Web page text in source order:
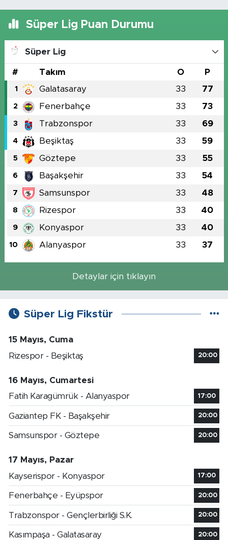
Süper Lig Puan Durumu
Süper Lig
# Takım O P
1 Galatasaray 33 77
2 Fenerbahçe 33 73
3 Trabzonspor 33 69
4 Beşiktaş 33 59
5 Göztepe 33 55
6 Başakşehir 33 54
7 Samsunspor 33 48
8 Rizespor 33 40
9 Konyaspor 33 40
10 Alanyaspor 33 37
Detaylar için tıklayın
Süper Lig Fikstür
15 Mayıs, Cuma
Rizespor - Beşiktaş
20:00
16 Mayıs, Cumartesi
Fatih Karagümrük - Alanyaspor
17:00
Gaziantep FK - Başakşehir 20:00
Samsunspor - Göztepe 20:00
17 Mayıs, Pazar
Kayserispor - Konyaspor
17:00
Fenerbahçe - Eyüpspor 20:00
Trabzonspor - Gençlerbirliği S.K. 20:00
Kasımpaşa - Galatasaray 20:00